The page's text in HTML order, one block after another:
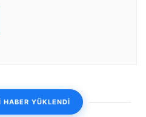
HABER YÜKLENDİ